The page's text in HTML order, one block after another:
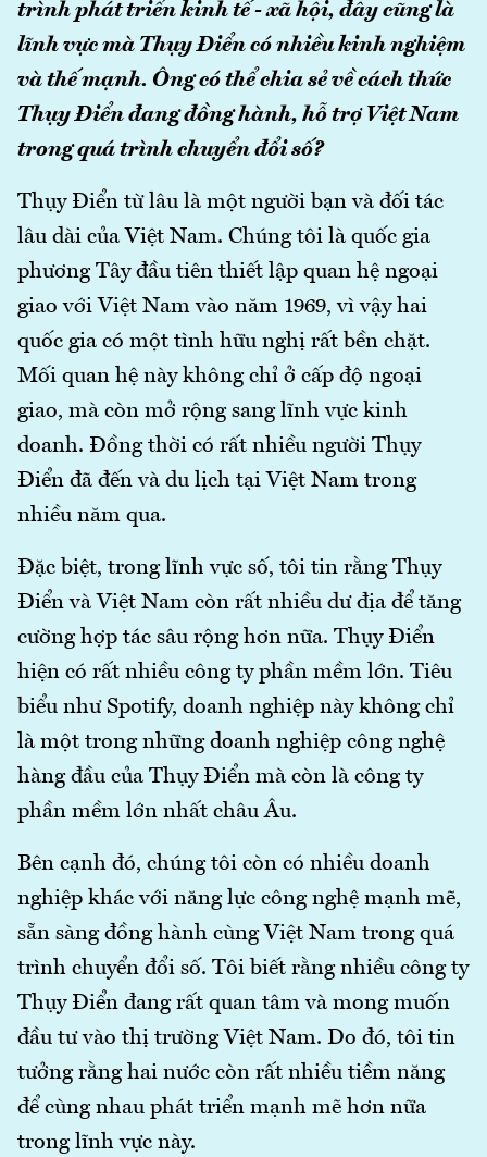
trình phát triển kinh tế - xã hội, đây cũng là
lĩnh vực mà Thụy Điển có nhiều kinh nghiệm
và thế mạnh. Ông có thể chia sẻ về cách thức
Thụy Điển đang đồng hành, hỗ trợ Việt Nam
trong quá trình chuyển đổi số?
Thụy Điển từ lâu là một người bạn và đối tác
lâu dài của Việt Nam. Chúng tôi là quốc gia
phương Tây đầu tiên thiết lập quan hệ ngoại
giao với Việt Nam vào năm 1969, vì vậy hai
quốc gia có một tình hữu nghị rất bền chặt.
Mối quan hệ này không chỉ ở cấp độ ngoại
giao, mà còn mở rộng sang lĩnh vực kinh
doanh. Đồng thời có rất nhiều người Thụy
Điển đã đến và du lịch tại Việt Nam trong
nhiều năm qua.
Đặc biệt, trong lĩnh vực số, tôi tin rằng Thụy
Điển và Việt Nam còn rất nhiều dư địa để tăng
cường hợp tác sâu rộng hơn nữa. Thụy Điển
hiện có rất nhiều công ty phần mềm lớn. Tiêu
biểu như Spotify, doanh nghiệp này không chỉ
là một trong những doanh nghiệp công nghệ
hàng đầu của Thụy Điển mà còn là công ty
phần mềm lớn nhất châu Âu.
Bên cạnh đó, chúng tôi còn có nhiều doanh
nghiệp khác với năng lực công nghệ mạnh mẽ,
sẵn sàng đồng hành cùng Việt Nam trong quá
trình chuyển đổi số. Tôi biết rằng nhiều công ty
Thụy Điển đang rất quan tâm và mong muốn
đầu tư vào thị trường Việt Nam. Do đó, tôi tin
tưởng rằng hai nước còn rất nhiều tiềm năng
để cùng nhau phát triển mạnh mẽ hơn nữa
trong lĩnh vực này.